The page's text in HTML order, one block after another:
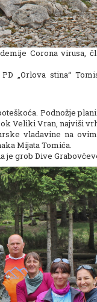
Corona virusa,
„Orlova stina“
Podnožje
Veliki Vran, najviši
vladavine na
Mijata Tomića.
je grob Dive